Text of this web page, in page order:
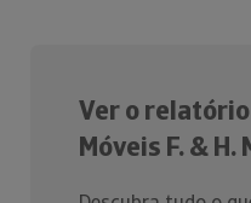
Ver o
Móveis F. & H.